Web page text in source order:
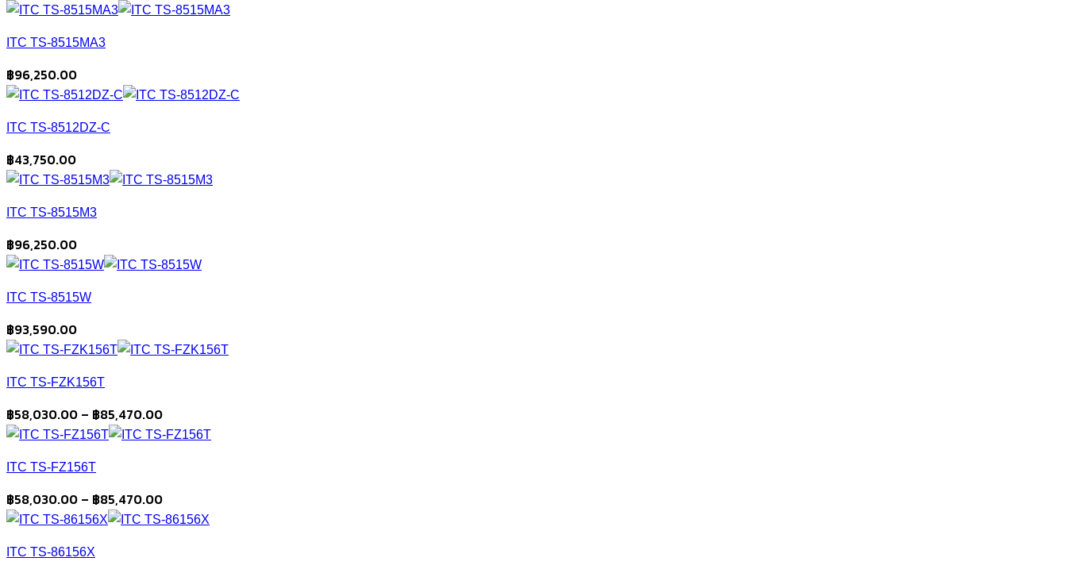
ITC TS-8515MA3
฿96,250.00
ITC TS-8512DZ-C
฿43,750.00
ITC TS-8515M3
฿96,250.00
ITC TS-8515W
฿93,590.00
ITC TS-FZK156T
฿58,030.00 – ฿85,470.00Price
range:
ITC TS-FZ156T
฿58,030.00 – ฿85,470.00Price
range:
ITC TS-86156X